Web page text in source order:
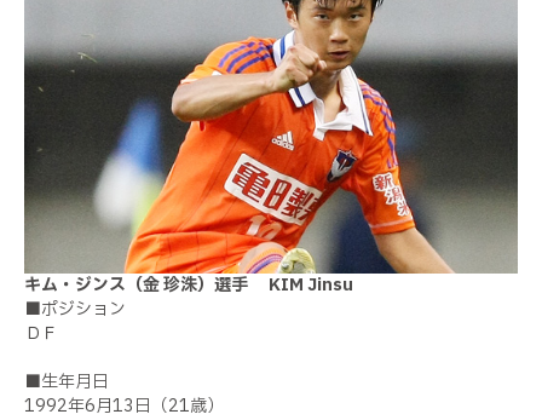
キム・ジンス（金 珍洙）選手 KIM Jinsu
■ポジション
ＤＦ
■生年月日
1992年6月13日（21歳）